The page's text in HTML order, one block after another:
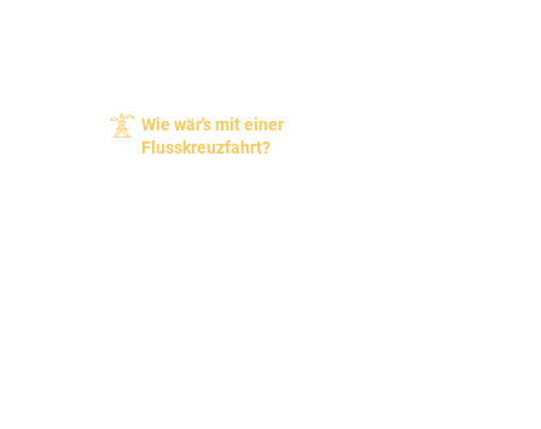
Wie wär's mit einer
Flusskreuzfahrt?